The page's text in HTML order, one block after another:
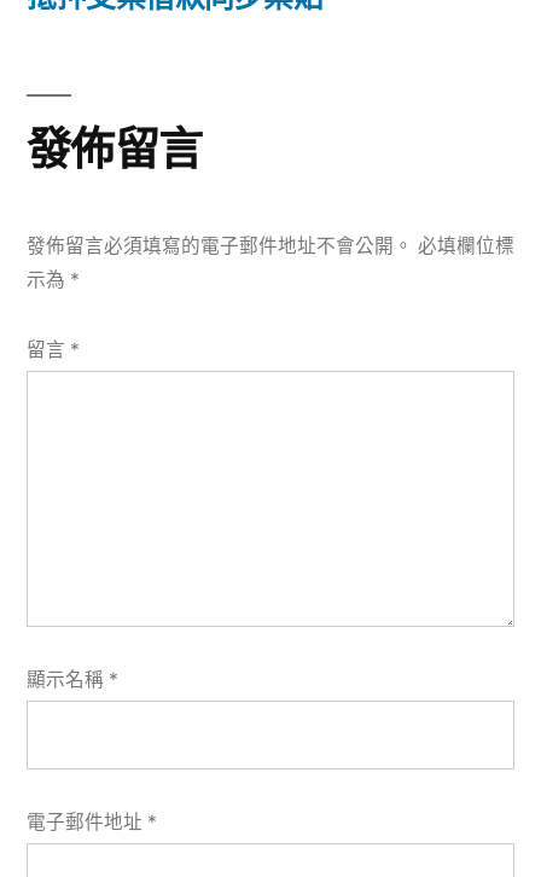
發佈留言
發佈留言必須填寫的電子郵件地址不會公開。 必填欄位標
示為 *
留言 *
顯示名稱 *
電子郵件地址 *